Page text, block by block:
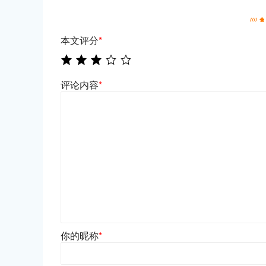
本文评分*
评论内容*
你的昵称*